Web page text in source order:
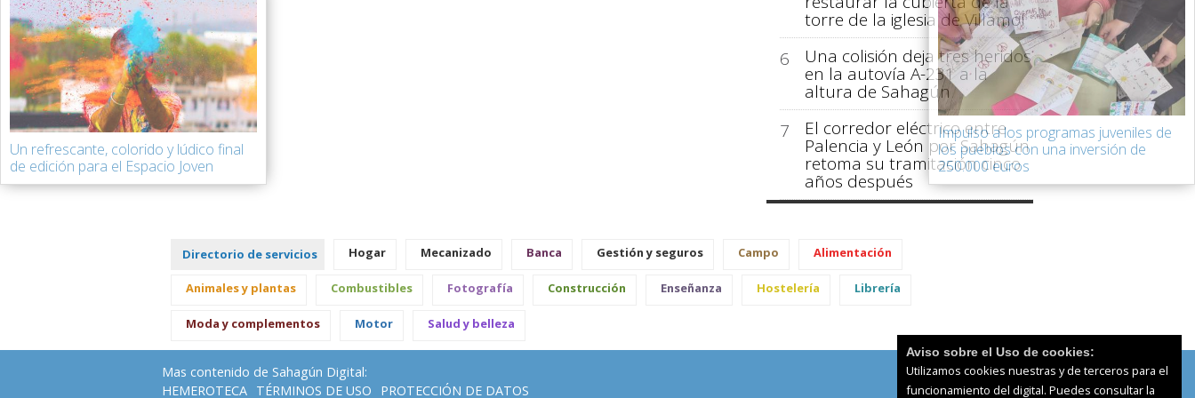
torre de la iglesia de Villamol
6
Una colisión deja tres heridos
en la autovía A-231 a la
altura de Sahagún
7
El corredor eléctrico entre
Palencia y León por Sahagún
retoma su tramitación cinco
años después
Un refrescante, colorido y lúdico final
de edición para el Espacio Joven
Impulso a los programas juveniles de
los pueblos con una inversión de
250.000 euros
Directorio de servicios Hogar Mecanizado Banca Gestión y seguros Campo Alimentación
Animales y plantas Combustibles Fotografía Construcción Enseñanza Hostelería Librería
Moda y complementos Motor Salud y belleza
Mas contenido de Sahagún Digital:
HEMEROTECA TÉRMINOS DE USO PROTECCIÓN DE DATOS
Aviso sobre el Uso de cookies:
Utilizamos cookies nuestras y de terceros para el
funcionamiento del digital. Puedes consultar la